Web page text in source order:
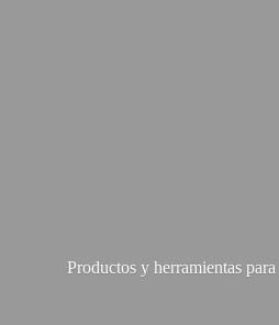
Productos y herramientas para